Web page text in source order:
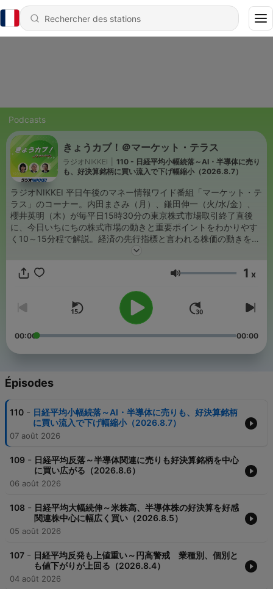
Podcasts
きょうカブ！＠マーケット・テラス
ラジオNIKKEI
110 - 日経平均小幅続落～AI・半導体に売り
も、好決算銘柄に買い流入で下げ幅縮小（2026.8.7）
ラジオNIKKEI 平日午後のマネー情報ワイド番組「マーケット・テ
ラス」のコーナー。内田まさみ（月）、鎌田伸一（火/水/金）、
櫻井英明（木）が毎平日15時30分の東京株式市場取引終了直後
に、今日いちにちの株式市場の動きと重要ポイントをわかりやす
く10～15分程で解説。経済の先行指標と言われる株価の動きをチ
ェックするのはビジネスパーソンの基本の「き」！
Volume 1 x
00:00 00:00
Épisodes
110 - 日経平均小幅続落～AI・半導体に売りも、好決算銘柄
に買い流入で下げ幅縮小（2026.8.7）
07 août 2026
109 - 日経平均反落～半導体関連に売りも好決算銘柄を中心
に買い広がる（2026.8.6）
06 août 2026
108 - 日経平均大幅続伸～米株高、半導体株の好決算を好感
関連株中心に幅広く買い（2026.8.5）
05 août 2026
107 - 日経平均反発も上値重い～円高警戒 業種別、個別と
も値下がりが上回る（2026.8.4）
04 août 2026